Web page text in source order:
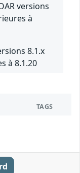
versions
à
8.1.x
à 8.1.20
TAGS